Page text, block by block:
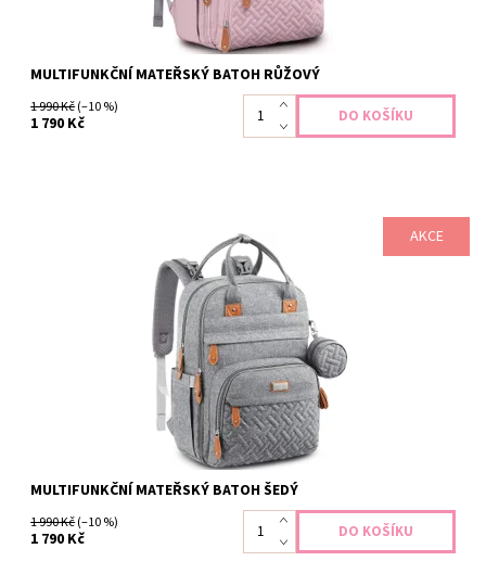
MULTIFUNKČNÍ MATEŘSKÝ BATOH RŮŽOVÝ
1 990 Kč(–10 %)
1 790 Kč
AKCE
Přebalovací batoh je navržen tak, aby pojal vše potřebné na
cesty nebo výlety s Vašim děťátkem. Pokud hledáte opravdu
dobře organizovaný batoh s velkým množstvím přihrádek, je pro
Vás tento tím pravým. Velikost 42x31x21cm Kapacita 26l Celkem
Skladem
2 roky
MULTIFUNKČNÍ MATEŘSKÝ BATOH ŠEDÝ
1 990 Kč(–10 %)
1 790 Kč